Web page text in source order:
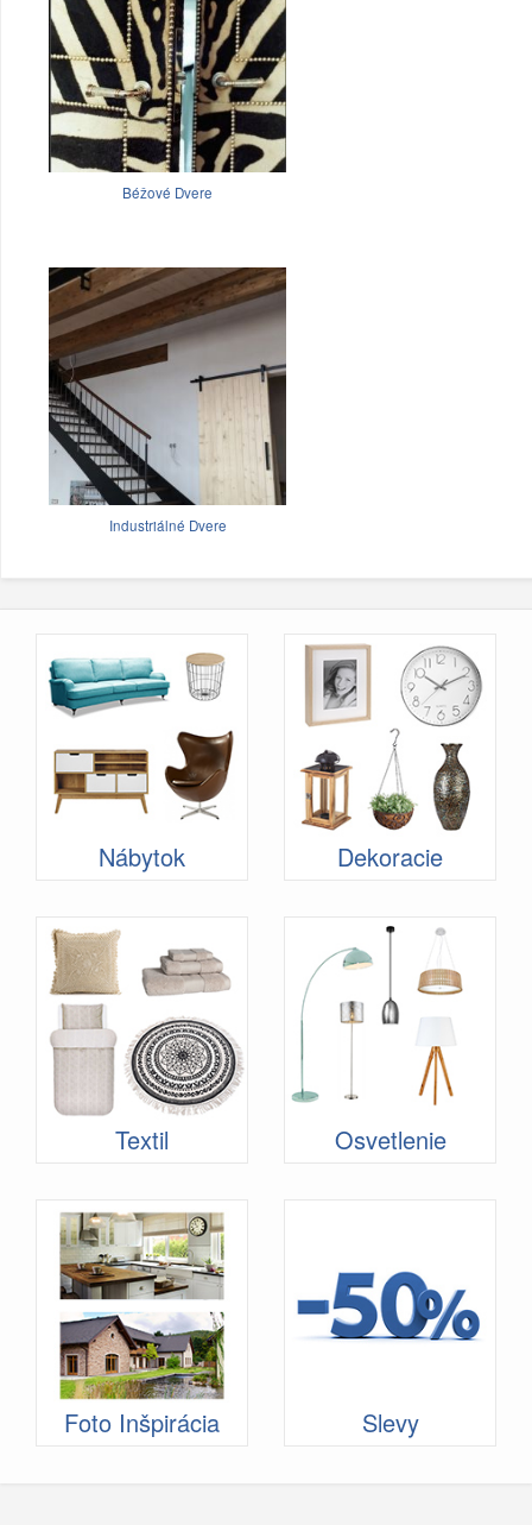
Béžové Dvere
Industriálné Dvere
Nábytok Dekoracie
Textil Osvetlenie
Foto Inšpirácia Slevy